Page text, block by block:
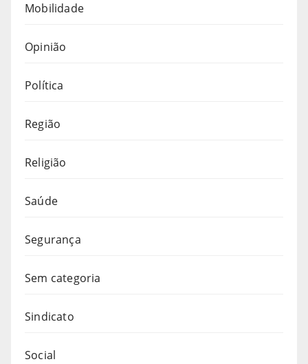
Mobilidade
Opinião
Política
Região
Religião
Saúde
Segurança
Sem categoria
Sindicato
Social